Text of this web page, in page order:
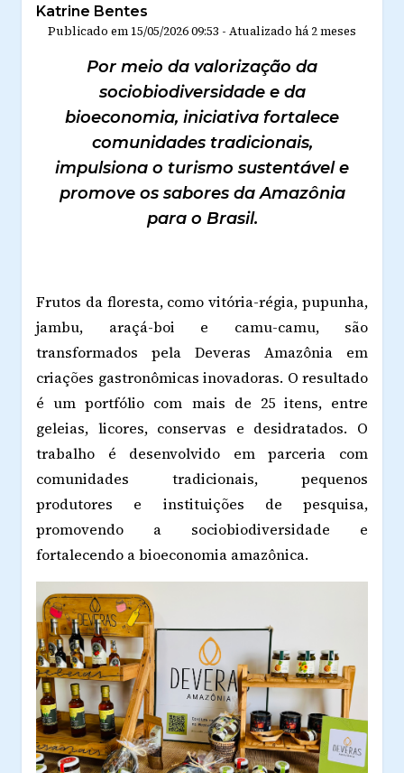
Katrine Bentes
Publicado em 15/05/2026 09:53 - Atualizado há 2 meses
Por meio da valorização da
sociobiodiversidade e da
bioeconomia, iniciativa fortalece
comunidades tradicionais,
impulsiona o turismo sustentável e
promove os sabores da Amazônia
para o Brasil.
Frutos da floresta, como vitória-régia, pupunha,
jambu, araçá-boi e camu-camu, são
transformados pela Deveras Amazônia em
criações gastronômicas inovadoras. O resultado
é um portfólio com mais de 25 itens, entre
geleias, licores, conservas e desidratados. O
trabalho é desenvolvido em parceria com
comunidades tradicionais, pequenos
produtores e instituições de pesquisa,
promovendo a sociobiodiversidade e
fortalecendo a bioeconomia amazônica.